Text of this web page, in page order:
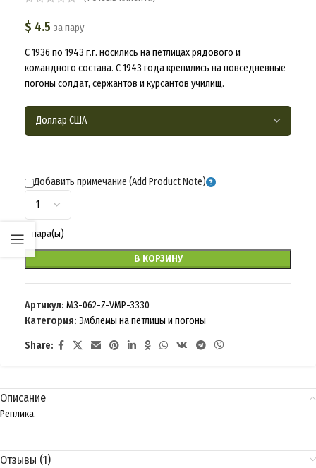
$ 4.5 за пару
С 1936 по 1943 г.г. носились на петлицах рядового и
командного состава. С 1943 года крепились на повседневные
погоны солдат, сержантов и курсантов училищ.
Добавить примечание (Add Product Note)
пара(ы)
В КОРЗИНУ
Артикул: M3-062-Z-VMP-3330
Категория: Эмблемы на петлицы и погоны
Share:
Описание
Реплика.
Отзывы (1)